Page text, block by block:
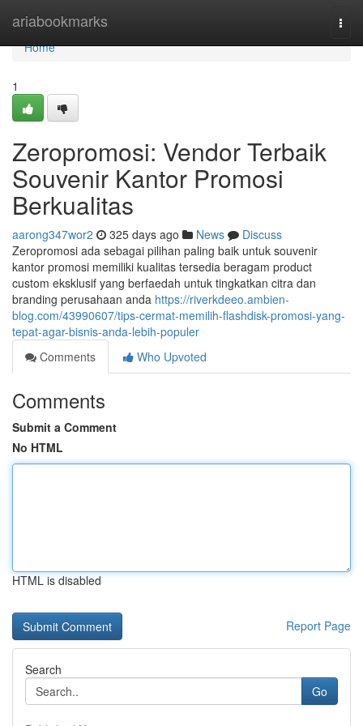
ariabookmarks
Home
Home
1
Zeropromosi: Vendor Terbaik
Souvenir Kantor Promosi
Berkualitas
aarong347wor2 325 days ago News
Discuss
Zeropromosi ada sebagai pilihan paling baik untuk souvenir
kantor promosi memiliki kualitas tersedia beragam product
custom eksklusif yang berfaedah untuk tingkatkan citra dan
branding perusahaan anda https://riverkdeeo.ambien-
blog.com/43990607/tips-cermat-memilih-flashdisk-promosi-yang-
tepat-agar-bisnis-anda-lebih-populer
Comments
Who Upvoted
Comments
Submit a Comment
No HTML
HTML is disabled
Report Page
Search
Go